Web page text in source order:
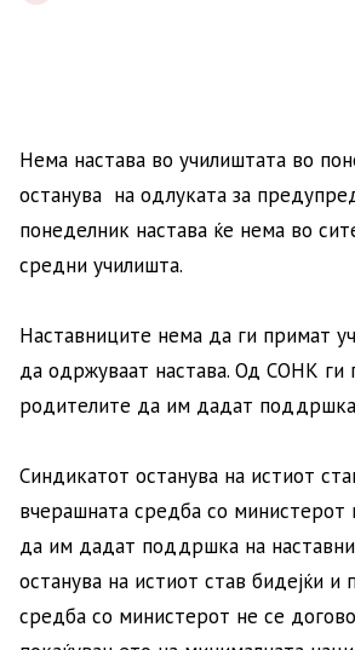
Нема настава во училиштата во
останува на одлуката за
понеделник настава ќе нема во
средни училишта.
Наставниците нема да ги примат
да одржуваат настава. Од СОНК ги
родителите да им дадат поддршка
Синдикатот останува на истиот
вчерашната средба со министерот
да им дадат поддршка на
останува на истиот став бидејќи и
средба со министерот не се